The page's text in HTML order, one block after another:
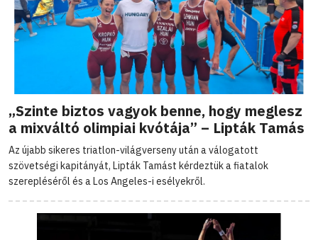
„Szinte biztos vagyok benne, hogy meglesz
a mixváltó olimpiai kvótája” – Lipták Tamás
Az újabb sikeres triatlon-világverseny után a válogatott
szövetségi kapitányát, Lipták Tamást kérdeztük a fiatalok
szerepléséről és a Los Angeles-i esélyekről.